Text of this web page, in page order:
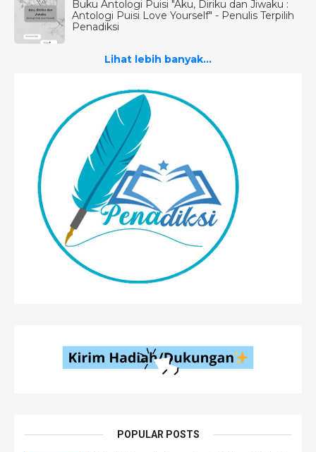
Buku Antologi Puisi "Aku, Diriku dan Jiwaku :
Antologi Puisi Love Yourself" - Penulis Terpilih
Penadiksi
Lihat lebih banyak...
POPULAR POSTS